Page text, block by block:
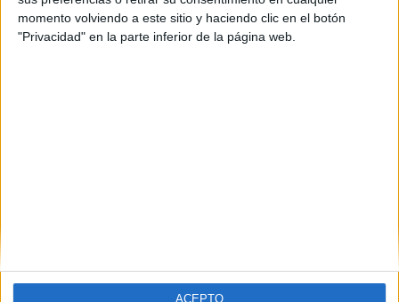
momento volviendo a este sitio y haciendo clic en el botón
"Privacidad" en la parte inferior de la página web.
ACEPTO